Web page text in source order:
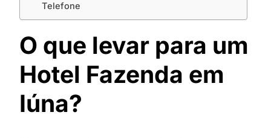
Telefone
O que levar para um
Hotel Fazenda em
Iúna?